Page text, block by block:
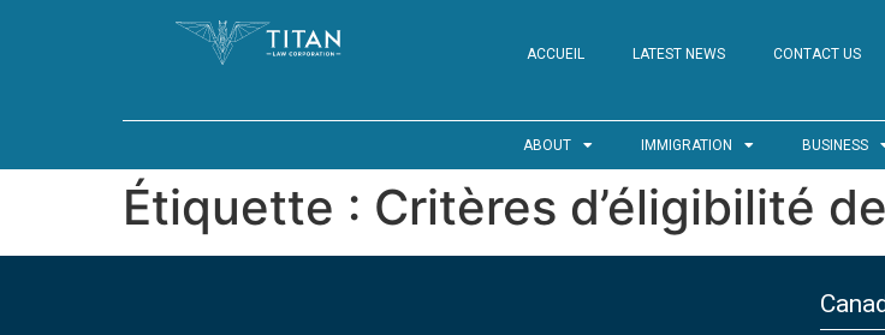
ACCUEIL LATEST NEWS CONTACT US
ABOUT IMMIGRATION BUSINESS
Étiquette : Critères d’éligibilité